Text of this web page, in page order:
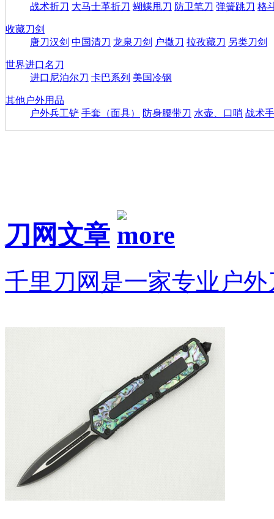
战术折刀 大马士革折刀 蝴蝶甩刀 防卫笔刀 弹簧跳刀 格
收藏刀剑
唐刀汉剑 中国清刀 龙泉刀剑 户撒刀 拉孜藏刀 另类刀剑
世界进口名刀
进口尼泊尔刀 卡巴系列 美国冷钢
其他户外用品
户外兵工铲 手套（面具） 防身腰带刀 水壶、口哨 战术
刀网文章
千里刀网是一家专业户